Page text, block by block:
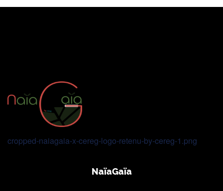
cropped-naiagaia-x-cereg-logo-retenu-by-cereg-1.png
NaïaGaïa